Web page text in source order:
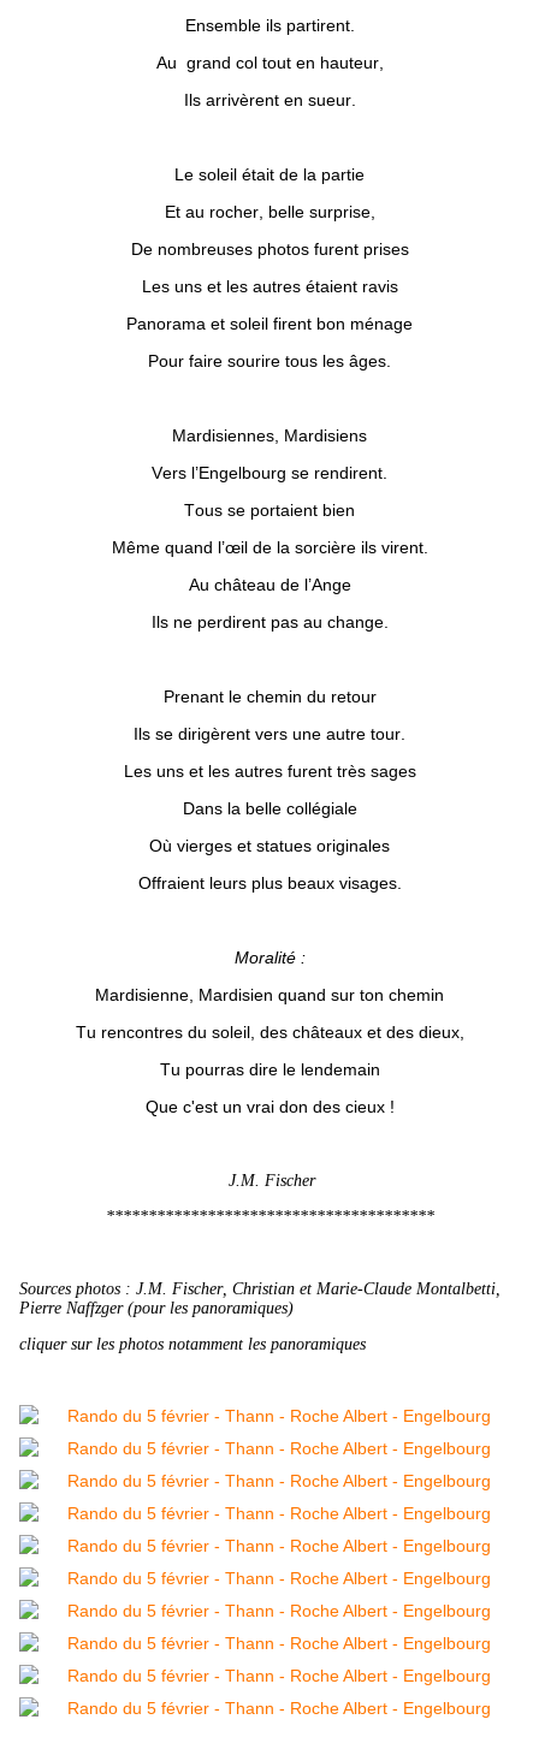
Ensemble ils partirent.
Au grand col tout en hauteur,
Ils arrivèrent en sueur.
Le soleil était de la partie
Et au rocher, belle surprise,
De nombreuses photos furent prises
Les uns et les autres étaient ravis
Panorama et soleil firent bon ménage
Pour faire sourire tous les âges.
Mardisiennes, Mardisiens
Vers l’Engelbourg se rendirent.
Tous se portaient bien
Même quand l’œil de la sorcière ils virent.
Au château de l’Ange
Ils ne perdirent pas au change.
Prenant le chemin du retour
Ils se dirigèrent vers une autre tour.
Les uns et les autres furent très sages
Dans la belle collégiale
Où vierges et statues originales
Offraient leurs plus beaux visages.
Moralité :
Mardisienne, Mardisien quand sur ton chemin
Tu rencontres du soleil, des châteaux et des dieux,
Tu pourras dire le lendemain
Que c'est un vrai don des cieux !
J.M. Fischer
***************************************
Sources photos : J.M. Fischer, Christian et Marie-Claude Montalbetti,
Pierre Naffzger (pour les panoramiques)
cliquer sur les photos notamment les panoramiques